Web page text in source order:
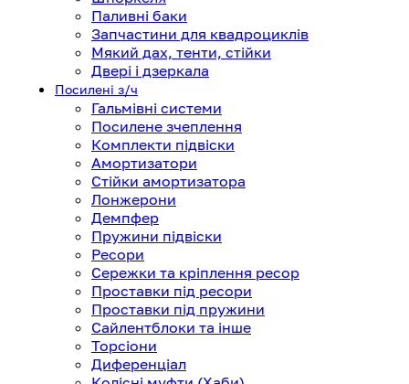
Паливні баки
Запчастини для квадроциклів
Мякий дах, тенти, стійки
Двері і дзеркала
Посилені з/ч
Гальмівні системи
Посилене зчеплення
Комплекти підвіски
Амортизатори
Стійки амортизатора
Лонжерони
Демпфер
Пружини підвіски
Ресори
Сережки та кріплення ресор
Проставки під ресори
Проставки під пружини
Сайлентблоки та інше
Торсіони
Диференціал